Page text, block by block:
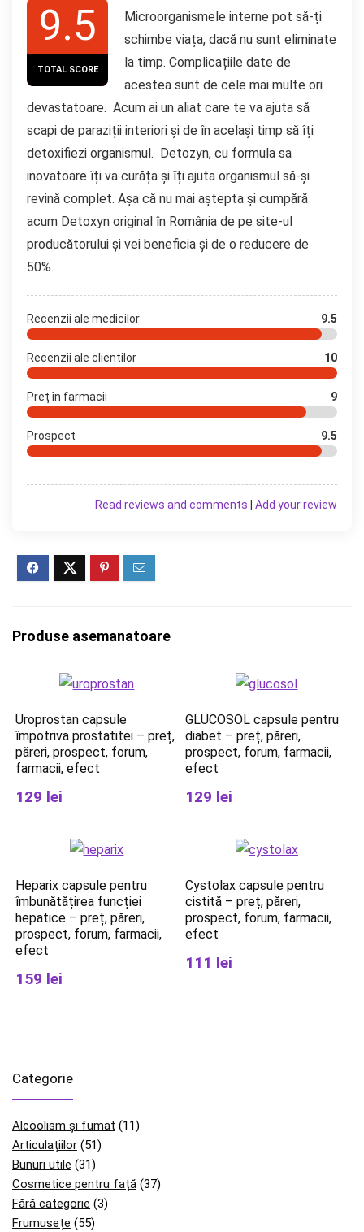
9.5
TOTAL SCORE
Microorganismele interne pot să-ți
schimbe viața, dacă nu sunt eliminate
la timp. Complicațiile date de
acestea sunt de cele mai multe ori
devastatoare. Acum ai un aliat care te va ajuta să
scapi de paraziții interiori și de în același timp să îți
detoxifiezi organismul. Detozyn, cu formula sa
inovatoare îți va curăța și îți ajuta organismul să-și
revină complet. Așa că nu mai aștepta și cumpără
acum Detoxyn original în România de pe site-ul
producătorului și vei beneficia și de o reducere de
50%.
Recenzii ale medicilor 9.5
Recenzii ale clientilor 10
Preț în farmacii 9
Prospect 9.5
Add your review
Read reviews and comments
Produse asemanatoare
Uroprostan capsule
împotriva prostatitei – preț,
păreri, prospect, forum,
farmacii, efect
129 lei
GLUCOSOL capsule pentru
diabet – preț, păreri,
prospect, forum, farmacii,
efect
129 lei
Heparix capsule pentru
îmbunătățirea funcției
hepatice – preț, păreri,
prospect, forum, farmacii,
efect
159 lei
Cystolax capsule pentru
cistită – preț, păreri,
prospect, forum, farmacii,
efect
111 lei
Categorie
Alcoolism și fumat (11)
Articulațiilor (51)
Bunuri utile (31)
Cosmetice pentru față (37)
Fără categorie (3)
Frumusețe (55)